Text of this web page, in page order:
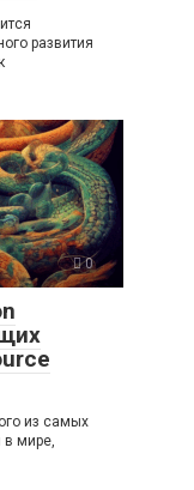
развития
0
из самых
мире,